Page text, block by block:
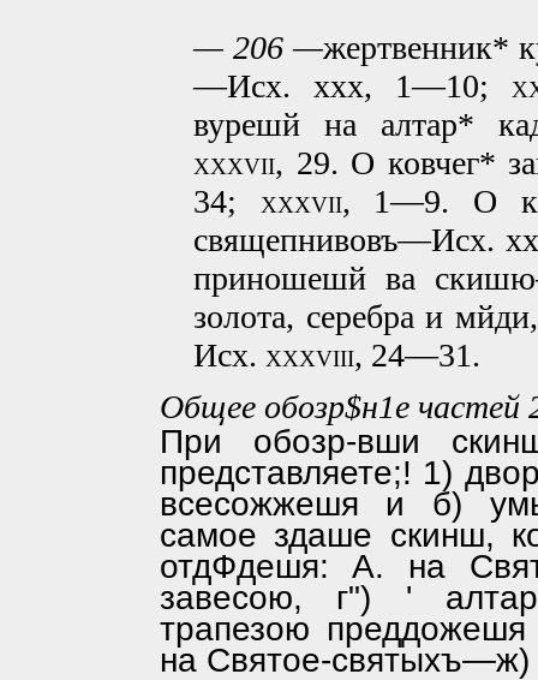
— 206 —жертвенник*
—Исх. ххх, 1—10;
вурешй на алтар*
xxxvii, 29. О ковчег*
34; xxxvii, 1—9. О
свящепнивовъ—Исх.
приношешй ва
золота, серебра и
Исх. xxxviii, 24—31.
Общее обозр$н1е частей
При обозр-вши
представляете;! 1)
всесожжешя и б)
самое здаше скинш,
отдФдешя: А. на
завесою, г") '
трапезою
на Святое-святыхъ—ж)